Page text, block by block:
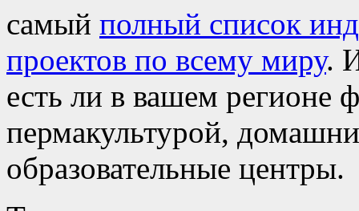
самый полный список
проектов по всему миру.
есть ли в вашем
пермакультурой,
образовательные центры.